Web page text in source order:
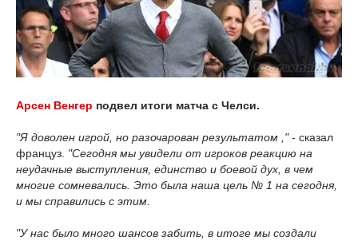
Арсен Венгер подвел итоги матча с Челси.
"Я доволен игрой, но разочарован результатом ,"- сказал
француз. "Сегодня мы увидели от игроков реакцию на
неудачные выступления, единство и боевой дух, в чем
многие сомневались. Это была наша цель № 1 на сегодня,
и мы справились с этим.
"У нас было много шансов забить, в итоге мы создали